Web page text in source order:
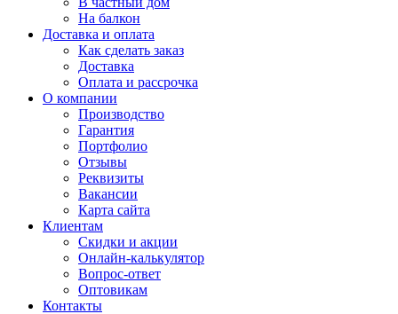
На балкон
Доставка и оплата
Как сделать заказ
Доставка
Оплата и рассрочка
О компании
Производство
Гарантия
Портфолио
Отзывы
Реквизиты
Вакансии
Карта сайта
Клиентам
Скидки и акции
Онлайн-калькулятор
Вопрос-ответ
Оптовикам
Контакты